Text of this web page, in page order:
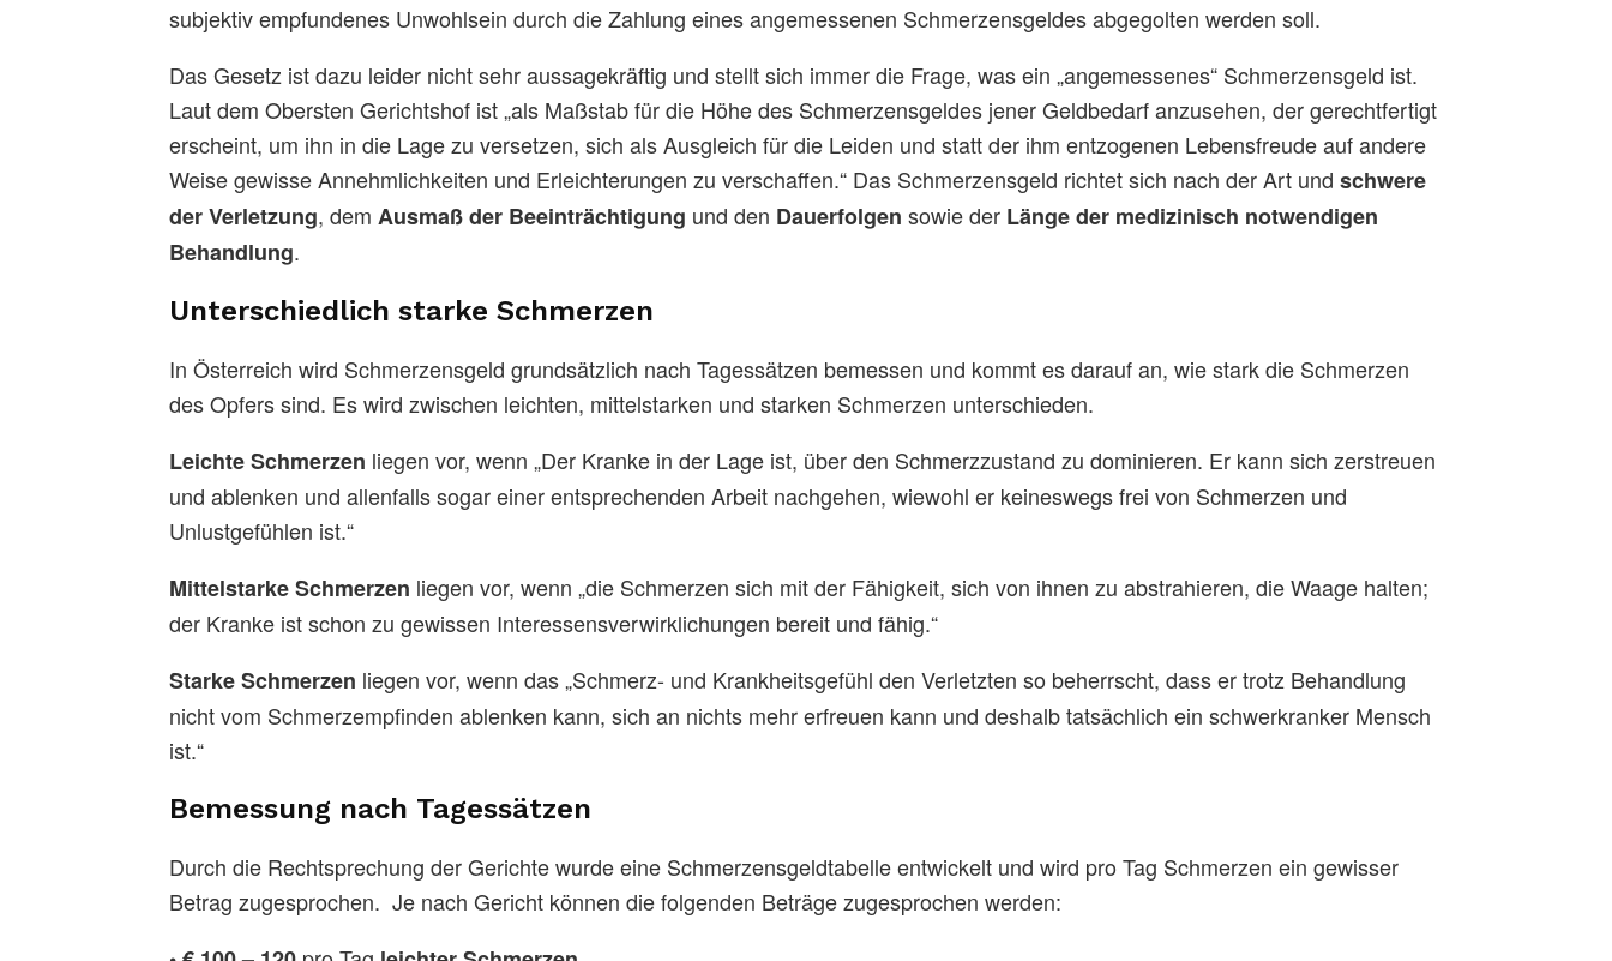
subjektiv empfundenes Unwohlsein durch die Zahlung eines angemessenen Schmerzensgeldes abgegolten werden soll.
Das Gesetz ist dazu leider nicht sehr aussagekräftig und stellt sich immer die Frage, was ein „angemessenes“ Schmerzensgeld ist.
Laut dem Obersten Gerichtshof ist „als Maßstab für die Höhe des Schmerzensgeldes jener Geldbedarf anzusehen, der gerechtfertigt
erscheint, um ihn in die Lage zu versetzen, sich als Ausgleich für die Leiden und statt der ihm entzogenen Lebensfreude auf andere
Weise gewisse Annehmlichkeiten und Erleichterungen zu verschaffen.“ Das Schmerzensgeld richtet sich nach der Art und schwere
der Verletzung, dem Ausmaß der Beeinträchtigung und den Dauerfolgen sowie der Länge der medizinisch notwendigen
Behandlung.
Unterschiedlich starke Schmerzen
In Österreich wird Schmerzensgeld grundsätzlich nach Tagessätzen bemessen und kommt es darauf an, wie stark die Schmerzen
des Opfers sind. Es wird zwischen leichten, mittelstarken und starken Schmerzen unterschieden.
Leichte Schmerzen liegen vor, wenn „Der Kranke in der Lage ist, über den Schmerzzustand zu dominieren. Er kann sich zerstreuen
und ablenken und allenfalls sogar einer entsprechenden Arbeit nachgehen, wiewohl er keineswegs frei von Schmerzen und
Unlustgefühlen ist.“
Mittelstarke Schmerzen liegen vor, wenn „die Schmerzen sich mit der Fähigkeit, sich von ihnen zu abstrahieren, die Waage halten;
der Kranke ist schon zu gewissen Interessensverwirklichungen bereit und fähig.“
Starke Schmerzen liegen vor, wenn das „Schmerz- und Krankheitsgefühl den Verletzten so beherrscht, dass er trotz Behandlung
nicht vom Schmerzempfinden ablenken kann, sich an nichts mehr erfreuen kann und deshalb tatsächlich ein schwerkranker Mensch
ist.“
Bemessung nach Tagessätzen
Durch die Rechtsprechung der Gerichte wurde eine Schmerzensgeldtabelle entwickelt und wird pro Tag Schmerzen ein gewisser
Betrag zugesprochen. Je nach Gericht können die folgenden Beträge zugesprochen werden: